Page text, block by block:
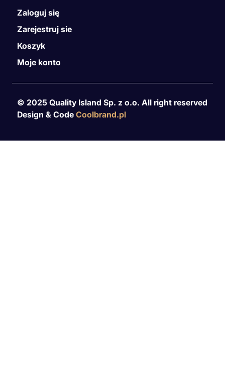
Zaloguj się
Zarejestruj sie
Koszyk
Moje konto
© 2025 Quality Island Sp. z o.o. All right reserved
Design & Code Coolbrand.pl